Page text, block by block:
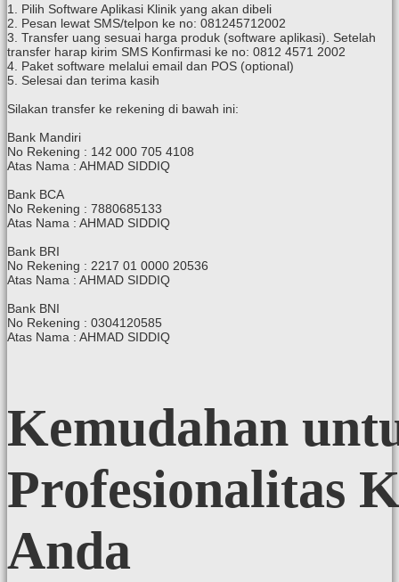
1. Pilih Software Aplikasi Klinik yang akan dibeli
2. Pesan lewat SMS/telpon ke no: 081245712002
3. Transfer uang sesuai harga produk (software aplikasi). Setelah
transfer harap kirim SMS Konfirmasi ke no: 0812 4571 2002
4. Paket software melalui email dan POS (optional)
5. Selesai dan terima kasih
Silakan transfer ke rekening di bawah ini:
Bank Mandiri
No Rekening : 142 000 705 4108
Atas Nama : AHMAD SIDDIQ
Bank BCA
No Rekening : 7880685133
Atas Nama : AHMAD SIDDIQ
Bank BRI
No Rekening : 2217 01 0000 20536
Atas Nama : AHMAD SIDDIQ
Bank BNI
No Rekening : 0304120585
Atas Nama : AHMAD SIDDIQ
Kemudahan
Profesionalitas
Anda